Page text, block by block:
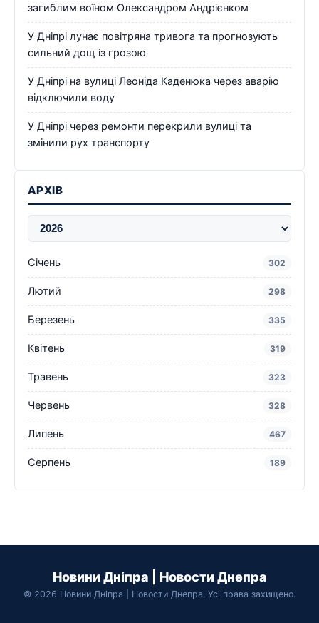
загиблим воїном Олександром Андрієнком
У Дніпрі лунає повітряна тривога та прогнозують
сильний дощ із грозою
У Дніпрі на вулиці Леоніда Каденюка через аварію
відключили воду
У Дніпрі через ремонти перекрили вулиці та
змінили рух транспорту
АРХІВ
Січень 302
Лютий 298
Березень 335
Квітень 319
Травень 323
Червень 328
Липень 467
Серпень 189
Новини Дніпра | Новости Днепра
© 2026 Новини Дніпра | Новости Днепра. Усі права захищено.